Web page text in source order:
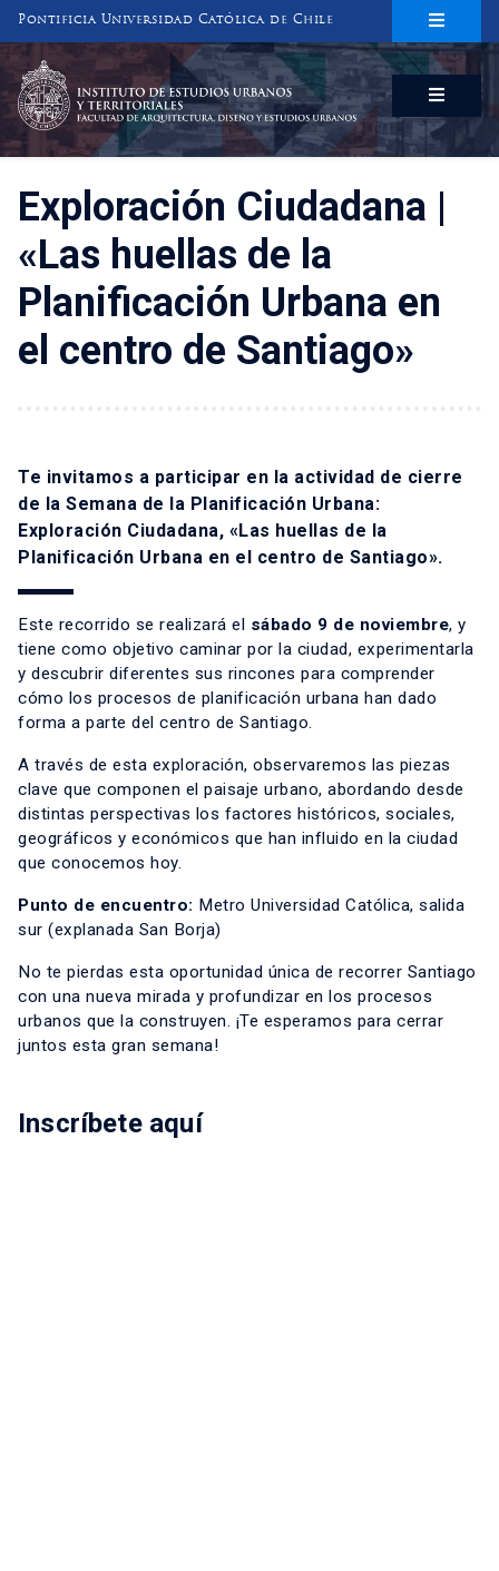
Pontificia Universidad Católica de Chile
INSTITUTO DE ESTUDIOS URBANOS
Y TERRITORIALES
FACULTAD DE ARQUITECTURA, DISEÑO Y ESTUDIOS URBANOS
Exploración Ciudadana |
«Las huellas de la
Planificación Urbana en
el centro de Santiago»
Te invitamos a participar en la actividad de cierre
de la Semana de la Planificación Urbana:
Exploración Ciudadana, «Las huellas de la
Planificación Urbana en el centro de Santiago».
Este recorrido se realizará el sábado 9 de noviembre, y
tiene como objetivo caminar por la ciudad, experimentarla
y descubrir diferentes sus rincones para comprender
cómo los procesos de planificación urbana han dado
forma a parte del centro de Santiago.
A través de esta exploración, observaremos las piezas
clave que componen el paisaje urbano, abordando desde
distintas perspectivas los factores históricos, sociales,
geográficos y económicos que han influido en la ciudad
que conocemos hoy.
Punto de encuentro: Metro Universidad Católica, salida
sur (explanada San Borja)
No te pierdas esta oportunidad única de recorrer Santiago
con una nueva mirada y profundizar en los procesos
urbanos que la construyen. ¡Te esperamos para cerrar
juntos esta gran semana!
Inscríbete aquí